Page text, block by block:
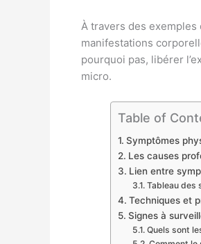
À travers des
manifestations
pourquoi pas, libérer
micro.
Table of
Symptômes
Les causes
Lien entre
Tableau des
Techniques et
Signes à
Quels sont